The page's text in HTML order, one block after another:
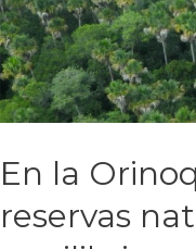
En la
reservas